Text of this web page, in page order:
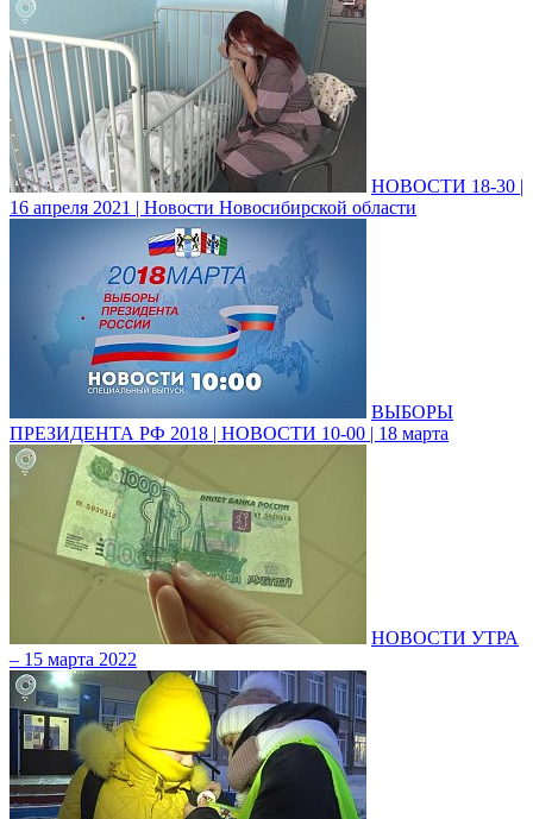
НОВОСТИ 18-30 |
16 апреля 2021 | Новости Новосибирской области
ВЫБОРЫ
ПРЕЗИДЕНТА РФ 2018 | НОВОСТИ 10-00 | 18 марта
НОВОСТИ УТРА
– 15 марта 2022